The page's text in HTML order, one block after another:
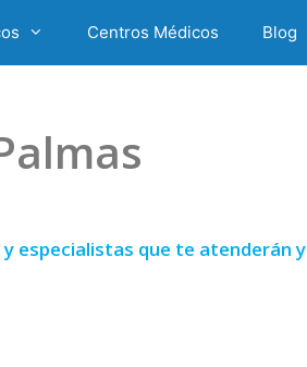
Centros Médicos Blog
especialistas que te atenderán y